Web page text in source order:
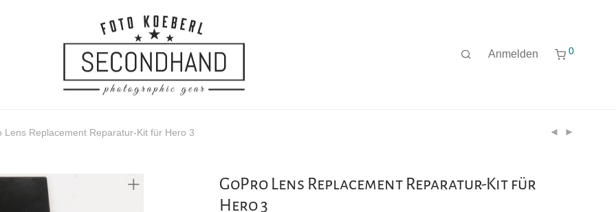
Anmelden 0
Lens Replacement Reparatur-Kit für Hero 3
GoPro Lens Replacement Reparatur-Kit für
Hero 3